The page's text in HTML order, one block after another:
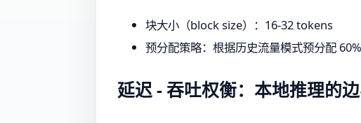
块大小（block size）：16-32 tokens
预分配策略：根据历史流量模式预分配
延迟 - 吞吐权衡：本地推理的